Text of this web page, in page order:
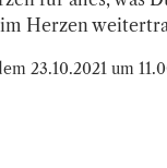
Herzen
23.10.2021 um